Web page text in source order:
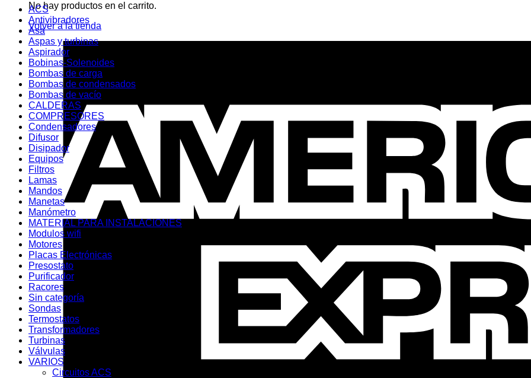
No hay productos en el carrito.
Volver a la tienda
ACS
Antivibradores
Asa
Aspas y turbinas
Aspirador
Bobinas-Solenoides
Bombas de carga
Bombas de condensados
Bombas de vacío
CALDERAS
COMPRESORES
Condensadores
Difusor
Disipador
Equipos
Filtros
Lamas
Mandos
Manetas
Manómetro
MATERIAL PARA INSTALACIONES
Modulos wifi
Motores
Placas Electrónicas
Presostato
Purificador
Racores
Sin categoría
Sondas
Termostatos
Transformadores
Turbinas
Válvulas
VARIOS
Circuitos ACS